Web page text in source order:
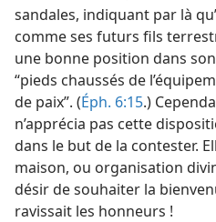
sandales, indiquant par là
comme ses futurs fils
une bonne position dans
“pieds chaussés de
de paix”. (Éph. 6:15.)
n’apprécia pas cette
dans le but de la contester.
maison, ou organisation
désir de souhaiter la
ravissait les honneurs !